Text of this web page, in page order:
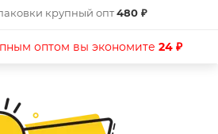
крупный опт480 ₽
оптом вы экономите 24 ₽